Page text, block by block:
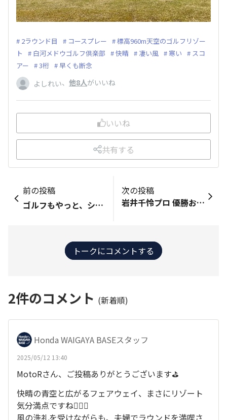
2ラウンド目 コースプレー
標高960m天空のゴルフリゾー
ト
白河メドウゴルフ倶楽部 快晴 凄い風 寒い
スコ
アー
3桁 早くも断念
よしれい、 他8人がいいね
いいね
共有する
前の投稿
ゴルフもやっと、シーズンイン⛳ 初ラウンドは太平洋クラブ白河リゾートです。 今シーズンを占う、スタートのコースなので とにかく簡単な、コースレート（難易度）の低いコースで… ココは標高が高いお山のテッペン 距離はそこそこでも、気圧が低いので1割以上飛びます😀 山の上の平らな部分をコースにしてあり、アップダウンが無い😉 フェアウェイは広く、ティーグランドからピンの旗が見通せます😄 コース脇の木々も小さくて、まるで河川敷コースのようなレイアウト😁 そして、ゴルフカートがフェアウェイ乗り入れ可なので疲れない😆 唯一の難点は この時期は、まだ少し寒いこと（下界の3月中旬の気温） そして風があると、遮るものが余り無い😓 絶対に3桁を叩かない？であろうコースをチョイスして 気持ち良く、シーズンインを図りました🙂 後は、奥さまに負けないことでしょうか？😅 🧿
次の投稿
岩井千怜プロ 優勝おめでとうございます。
トークにコメントする
2件のコメント (新着順)
Honda WAIGAYA BASEスタッフ
2025/05/12 13:40
MotoRさん、ご投稿ありがとうございます⛳
快晴の青空と広がるフェアウェイ、まさにリゾート
気分満点ですね🏌️‍♂️✨
風の洗礼を受けながらも、夫婦でラウンドを満喫さ